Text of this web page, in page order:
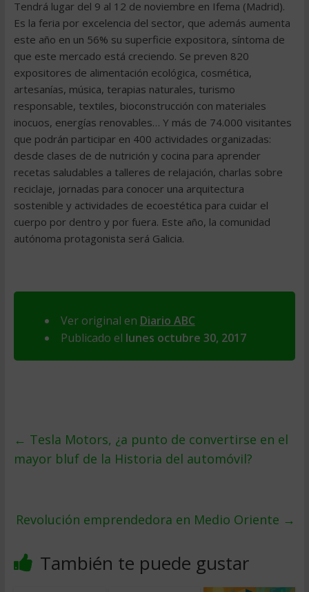
Tendrá lugar del 9 al 12 de noviembre en Ifema (Madrid).
Es la feria por excelencia del sector, que además aumenta
este año en un 56% su superficie expositora, síntoma de
que este mercado está creciendo. Se preven 820
expositores de alimentación ecológica, cosmética,
artesanías, música, terapias naturales, turismo
responsable, textiles, bioconstrucción con materiales
inocuos, energías renovables… Y más de 74.000 visitantes
que podrán participar en 400 actividades organizadas:
desde clases de de nutrición y cocina para aprender
recetas saludables a talleres de relajación, charlas sobre
reciclaje, jornadas para conocer una arquitectura
sostenible y actividades de ecoestética para cuidar el
cuerpo por dentro y por fuera. Este año, la comunidad
autónoma protagonista será Galicia.
Ver original en Diario ABC
Publicado el lunes octubre 30, 2017
← Tesla Motors, ¿a punto de convertirse en el
mayor bluf de la Historia del automóvil?
Revolución emprendedora en Medio Oriente →
También te puede gustar